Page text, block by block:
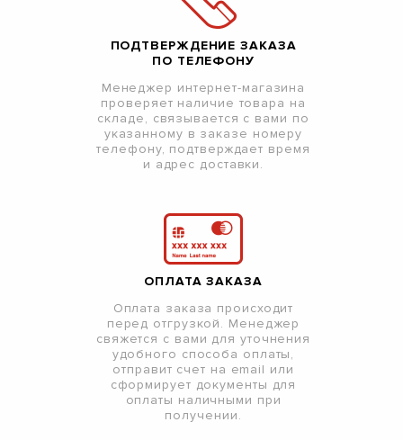
ПОДТВЕРЖДЕНИЕ ЗАКАЗА
ПО ТЕЛЕФОНУ
Менеджер интернет-магазина
проверяет наличие товара на
складе, связывается с вами по
указанному в заказе номеру
телефону, подтверждает время
и адрес доставки.
ОПЛАТА ЗАКАЗА
Оплата заказа происходит
перед отгрузкой. Менеджер
свяжется с вами для уточнения
удобного способа оплаты,
отправит счет на email или
сформирует документы для
оплаты наличными при
получении.